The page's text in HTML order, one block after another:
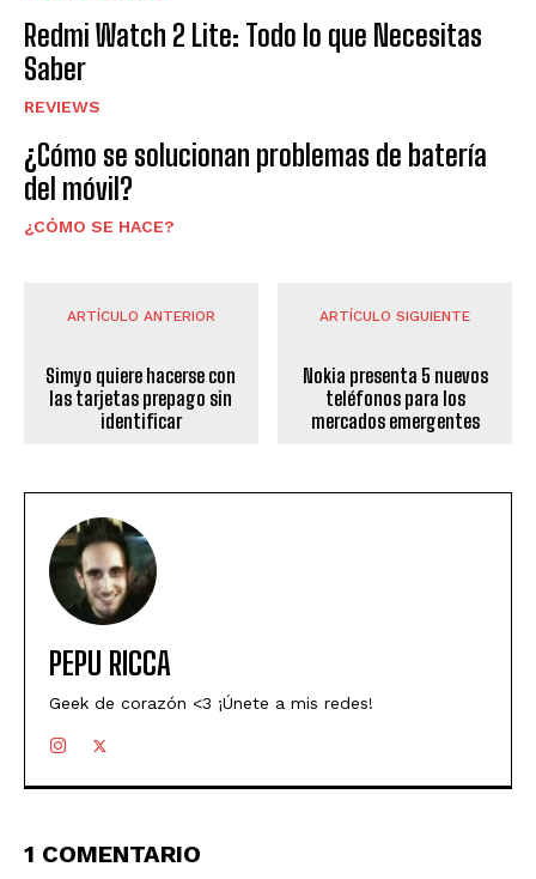
Redmi Watch 2 Lite: Todo lo que Necesitas
Saber
REVIEWS
¿Cómo se solucionan problemas de batería
del móvil?
¿CÓMO SE HACE?
ARTÍCULO ANTERIOR
Simyo quiere hacerse con
las tarjetas prepago sin
identificar
ARTÍCULO SIGUIENTE
Nokia presenta 5 nuevos
teléfonos para los
mercados emergentes
PEPU RICCA
Geek de corazón <3 ¡Únete a mis redes!
1 COMENTARIO